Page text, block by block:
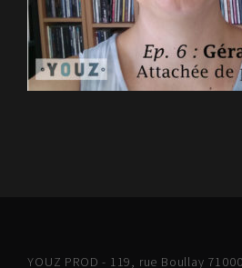
YOUZ PROD - 119, rue Boullay